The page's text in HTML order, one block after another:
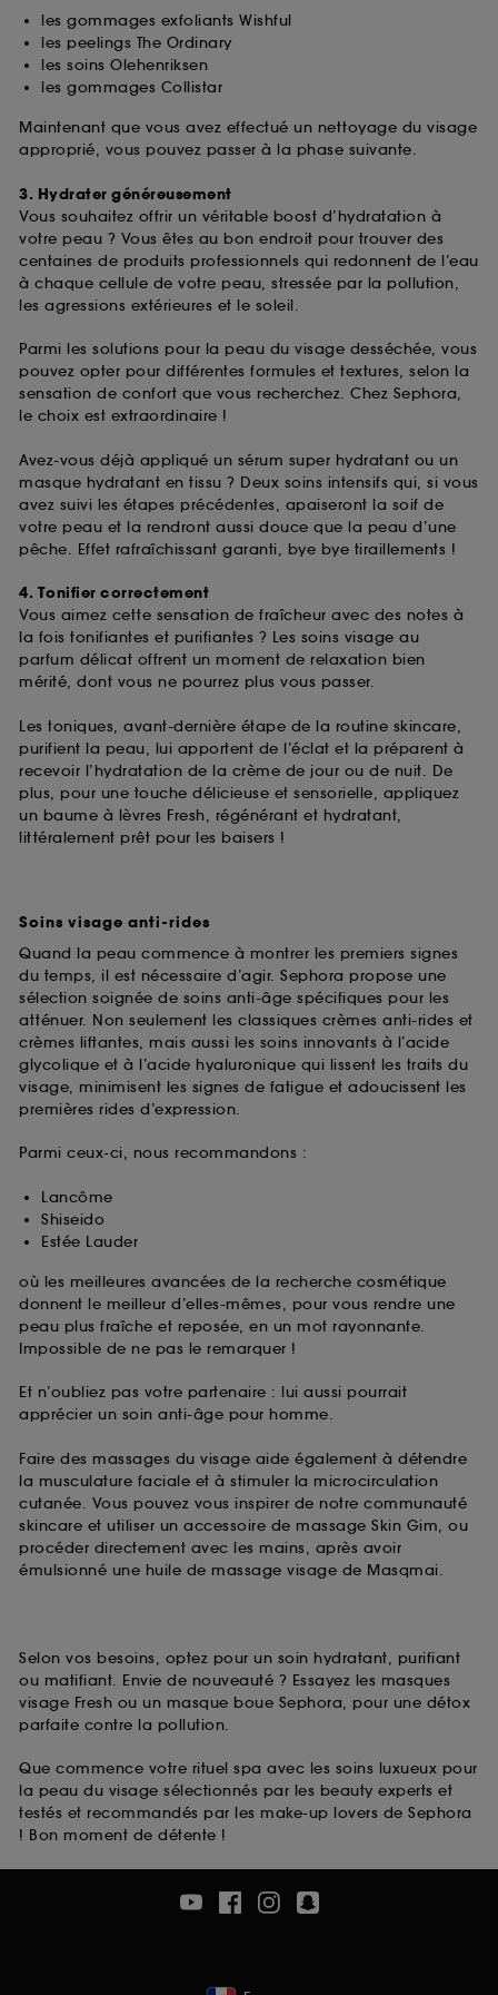
les gommages exfoliants Wishful
les peelings The Ordinary
les soins Olehenriksen
les gommages Collistar
Maintenant que vous avez effectué un nettoyage du visage
approprié, vous pouvez passer à la phase suivante.
3. Hydrater généreusement
Vous souhaitez offrir un véritable boost d’hydratation à
votre peau ? Vous êtes au bon endroit pour trouver des
centaines de produits professionnels qui redonnent de l’eau
à chaque cellule de votre peau, stressée par la pollution,
les agressions extérieures et le soleil.
Parmi les solutions pour la peau du visage desséchée, vous
pouvez opter pour différentes formules et textures, selon la
sensation de confort que vous recherchez. Chez Sephora,
le choix est extraordinaire !
Avez-vous déjà appliqué un sérum super hydratant ou un
masque hydratant en tissu ? Deux soins intensifs qui, si vous
avez suivi les étapes précédentes, apaiseront la soif de
votre peau et la rendront aussi douce que la peau d’une
pêche. Effet rafraîchissant garanti, bye bye tiraillements !
4. Tonifier correctement
Vous aimez cette sensation de fraîcheur avec des notes à
la fois tonifiantes et purifiantes ? Les soins visage au
parfum délicat offrent un moment de relaxation bien
mérité, dont vous ne pourrez plus vous passer.
Les toniques, avant-dernière étape de la routine skincare,
purifient la peau, lui apportent de l’éclat et la préparent à
recevoir l’hydratation de la crème de jour ou de nuit. De
plus, pour une touche délicieuse et sensorielle, appliquez
un baume à lèvres Fresh, régénérant et hydratant,
littéralement prêt pour les baisers !
Soins visage anti-rides
Quand la peau commence à montrer les premiers signes
du temps, il est nécessaire d’agir. Sephora propose une
sélection soignée de soins anti-âge spécifiques pour les
atténuer. Non seulement les classiques crèmes anti-rides et
crèmes liftantes, mais aussi les soins innovants à l’acide
glycolique et à l’acide hyaluronique qui lissent les traits du
visage, minimisent les signes de fatigue et adoucissent les
premières rides d’expression.
Parmi ceux-ci, nous recommandons :
Lancôme
Shiseido
Estée Lauder
où les meilleures avancées de la recherche cosmétique
donnent le meilleur d’elles-mêmes, pour vous rendre une
peau plus fraîche et reposée, en un mot rayonnante.
Impossible de ne pas le remarquer !
Et n’oubliez pas votre partenaire : lui aussi pourrait
apprécier un soin anti-âge pour homme.
Faire des massages du visage aide également à détendre
la musculature faciale et à stimuler la microcirculation
cutanée. Vous pouvez vous inspirer de notre communauté
skincare et utiliser un accessoire de massage Skin Gim, ou
procéder directement avec les mains, après avoir
émulsionné une huile de massage visage de Masqmai.
Selon vos besoins, optez pour un soin hydratant, purifiant
ou matifiant. Envie de nouveauté ? Essayez les masques
visage Fresh ou un masque boue Sephora, pour une détox
parfaite contre la pollution.
Que commence votre rituel spa avec les soins luxueux pour
la peau du visage sélectionnés par les beauty experts et
testés et recommandés par les make-up lovers de Sephora
! Bon moment de détente !
fréquentation et de navigation sur notre site afin
d’en améliorer la performance.
Cookies de sécurisation des paiements en ligne :
ils nous permettent de lutter notamment contre les
fraudes aux moyens de paiement et les
usurpations d’identité.
Cookies fonctionnels :
permettant l’affichage et/ou la fourniture de
certaines fonctionnalités du site, tel que les
cookies d’authentification qui sont utilisés afin de
vous faire bénéficier de l’authentification
prolongée vous permettant d’accéder à votre
compte lors de votre prochaine visite sur le site
passe.
lecture de ces traceurs requiert votre accord. Vous
pouvez personnaliser vos choix concernant le dépôt
de ces cookies grâce au bouton "personnaliser mes
choix" ci-dessous ou décider de "tout accepter".
Sephora pourra associer les informations de
navigation collectées par ces Cookies, pour les
finalités acceptées, avec les données personnelles
collectées ou générées lors de votre activité en ligne
sur "continuer sans accepter". Voous pouvez à tout
moment choisir de retirer votrte consentement. Si vous
souhaitez obtenir plus d'information sur les cookies